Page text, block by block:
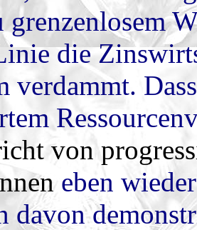
grenzenlosem
die
verdammt.
von
eben
davon